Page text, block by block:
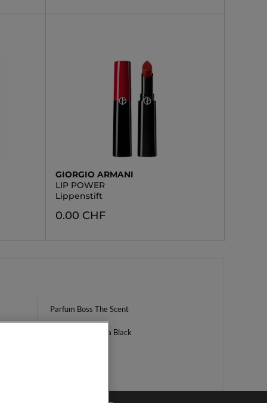
GIORGIO ARMANI
LIP POWER
Lippenstift
0.00 CHF
Parfum Boss The Scent
Volumen Mascara Black